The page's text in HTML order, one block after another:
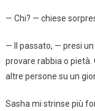
— Chi? — chiese
— Il passato, — presi
provare rabbia o pietà.
altre persone su un
Sasha mi strinse più